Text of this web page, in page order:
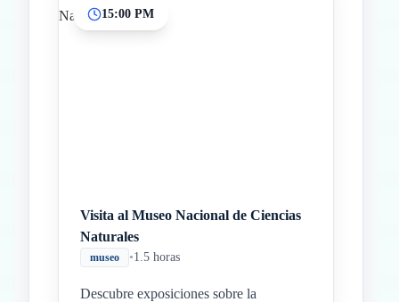
15:00 PM
Visita al Museo Nacional de Ciencias
Naturales
museo •1.5 horas
Descubre exposiciones sobre la